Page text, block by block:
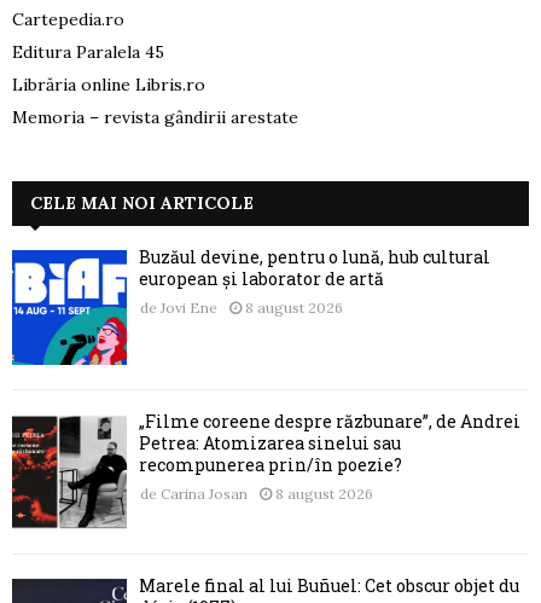
Cartepedia.ro
Editura Paralela 45
Librăria online Libris.ro
Memoria – revista gândirii arestate
CELE MAI NOI ARTICOLE
Buzăul devine, pentru o lună, hub cultural
european și laborator de artă
de Jovi Ene 8 august 2026
„Filme coreene despre răzbunare”, de Andrei
Petrea: Atomizarea sinelui sau
recompunerea prin/în poezie?
de Carina Josan 8 august 2026
Marele final al lui Buñuel: Cet obscur objet du